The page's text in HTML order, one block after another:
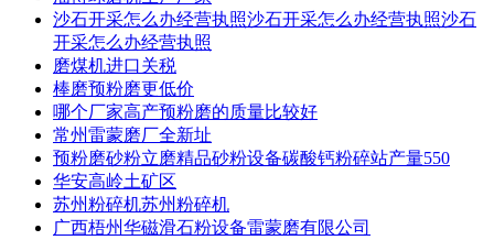
沙石开采怎么办经营执照沙石开采怎么办经营执照沙石
开采怎么办经营执照
磨煤机进口关税
棒磨预粉磨更低价
哪个厂家高产预粉磨的质量比较好
常州雷蒙磨厂全新址
预粉磨砂粉立磨精品砂粉设备碳酸钙粉碎站产量550
华安高岭土矿区
苏州粉碎机苏州粉碎机
广西梧州华磁滑石粉设备雷蒙磨有限公司